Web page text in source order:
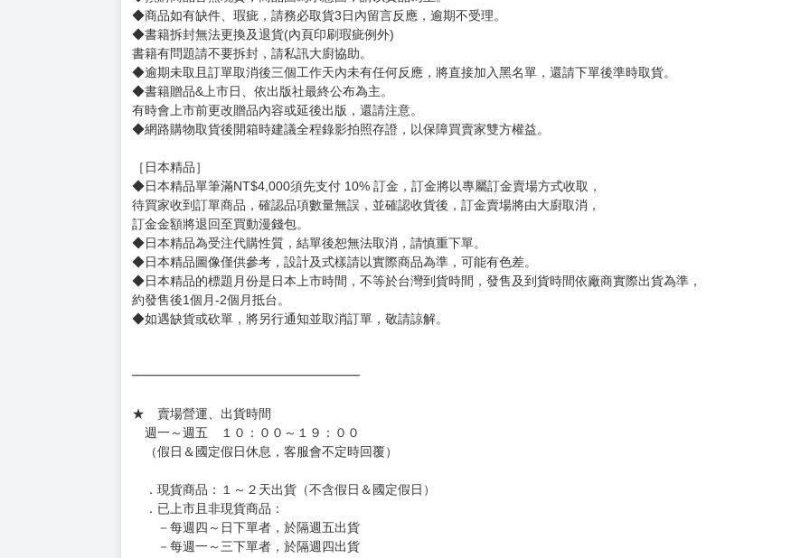
賣場規則
【下標前，請詳閱以下事項，完全同意才請下標，下標後視同完全同意】
［一般商品］
◆有任何問題請聯繫客服。
用評價溝通者，日後將不再提供購書服務，請另尋其他店家，謝謝。
◆不同月份商品可一起結帳，等訂單內所有商品到齊後一起發貨。
◆預購商品皆無現貨，商品圖為示意圖，請以實品為主。
◆商品如有缺件、瑕疵，請務必取貨3日內留言反應，逾期不受理。
◆書籍拆封無法更換及退貨(內頁印刷瑕疵例外)
書籍有問題請不要拆封，請私訊大廚協助。
◆逾期未取且訂單取消後三個工作天內未有任何反應，將直接加入黑名單，還請下單後準時取貨。
◆書籍贈品&上市日、依出版社最終公布為主。
有時會上市前更改贈品內容或延後出版，還請注意。
◆網路購物取貨後開箱時建議全程錄影拍照存證，以保障買賣家雙方權益。
訂金金額將退回至買動漫錢包。
◆日本精品為受注代購性質，結單後恕無法取消，請慎重下單。
◆日本精品圖像僅供參考，設計及式樣請以實際商品為準，可能有色差。
約發售後1個月-2個月抵台。
◆如遇缺貨或砍單，將另行通知並取消訂單，敬請諒解。